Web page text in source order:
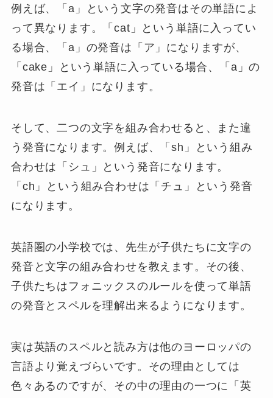
例えば、「a」という文字の発音はその単語によ
って異なります。「cat」という単語に入ってい
る場合、「a」の発音は「ア」になりますが、
「cake」という単語に入っている場合、「a」の
発音は「エイ」になります。
そして、二つの文字を組み合わせると、また違
う発音になります。例えば、「sh」という組み
合わせは「シュ」という発音になります。
「ch」という組み合わせは「チュ」という発音
になります。
英語圏の小学校では、先生が子供たちに文字の
発音と文字の組み合わせを教えます。その後、
子供たちはフォニックスのルールを使って単語
の発音とスペルを理解出来るようになります。
実は英語のスペルと読み方は他のヨーロッパの
言語より覚えづらいです。その理由としては
色々あるのですが、その中の理由の一つに「英